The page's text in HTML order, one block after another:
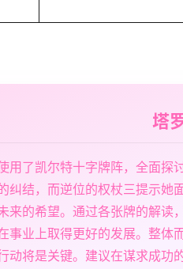
塔
用了凯尔特十字牌阵，全面探
纠结，而逆位的权杖三提示她
来的希望。通过各张牌的解读
事业上取得更好的发展。整体
动将是关键。建议在谋求成功